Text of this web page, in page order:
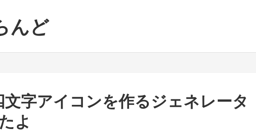
んど
字アイコンを作るジェネレータ
よ